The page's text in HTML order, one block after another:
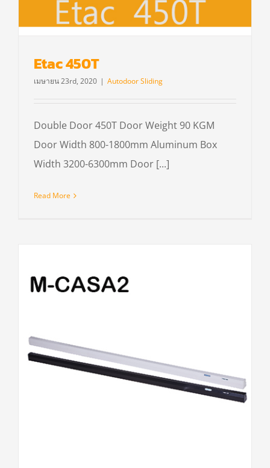
Etac 450T
เมษายน 23rd, 2020 | Autodoor Sliding
Double Door 450T Door Weight 90 KGM
Door Width 800-1800mm Aluminum Box
Width 3200-6300mm Door [...]
Read More